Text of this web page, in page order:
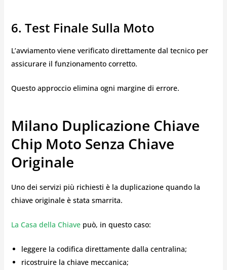
6. Test Finale Sulla Moto
L’avviamento viene verificato direttamente dal tecnico per
assicurare il funzionamento corretto.
Questo approccio elimina ogni margine di errore.
Milano Duplicazione Chiave
Chip Moto Senza Chiave
Originale
Uno dei servizi più richiesti è la duplicazione quando la
chiave originale è stata smarrita.
La Casa della Chiavepuò, in questo caso:
leggere la codifica direttamente dalla centralina;
ricostruire la chiave meccanica;